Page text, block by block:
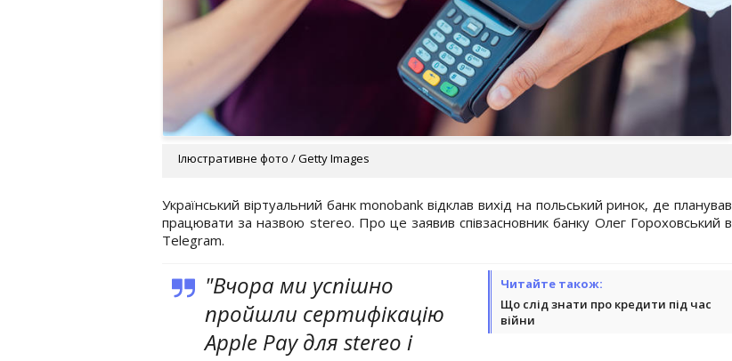
Ілюстративне фото / Getty Images
Український віртуальний банк monobank відклав вихід на польський ринок, де планував
працювати за назвою stereo. Про це заявив співзасновник банку Олег Гороховський в
Telegram.
Читайте також:
Що слід знати про кредити під час
війни
"Вчора ми успішно
пройшли сертифікацію
Apple Pay для stereo і